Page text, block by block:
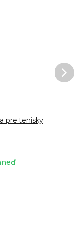
pre tenisky